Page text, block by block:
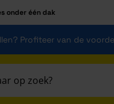
onder één dak
Profiteer van de